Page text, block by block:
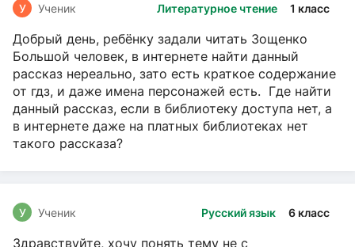
Литературное чтение 1 класс
У Ученик
Добрый день, ребёнку задали читать Зощенко
Большой человек, в интернете найти данный
рассказ нереально, зато есть краткое содержание
от гдз, и даже имена персонажей есть. Где найти
данный рассказ, если в библиотеку доступа нет, а
в интернете даже на платных библиотеках нет
такого рассказа?
Русский язык 6 класс
У Ученик
Здравствуйте, хочу понять тему не с